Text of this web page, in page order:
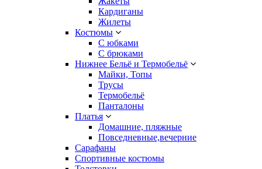
Кардиганы
Жилеты
Костюмы
С юбками
С брюками
Нижнее Бельё и Термобельё
Майки, Топы
Трусы
Термобельё
Панталоны
Платья
Домашние, пляжные
Повседневные,вечерние
Сарафаны
Спортивные костюмы